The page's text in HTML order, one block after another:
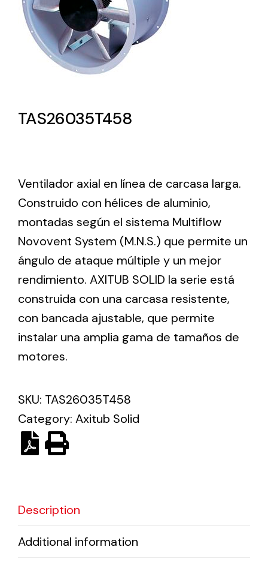
Lighting and Electrical
Equipment
Complete solutions in lighting and electrical
Ventilación
Amplia gama de ventiladores y equipos de
ventilación industriales
meant a greater offer of ventilation products for
different uses
Iluminación Solar
TAS26035T458
Ventilador axial en línea de carcasa larga.
Construido con hélices de aluminio,
montadas según el sistema Multiflow
Novovent System (M.N.S.) que permite un
ángulo de ataque múltiple y un mejor
rendimiento. AXITUB SOLID la serie está
construida con una carcasa resistente,
con bancada ajustable, que permite
instalar una amplia gama de tamaños de
motores.
SKU: TAS26035T458
Category: Axitub Solid
Description
Additional information